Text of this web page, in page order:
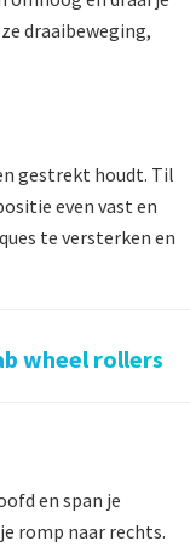
draaibeweging,
gestrekt houdt. Til
even vast en
te versterken en
wheel rollers
en span je
romp naar rechts.